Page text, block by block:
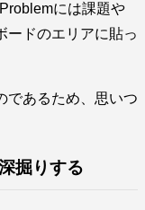
には課題や
ードのエリアに貼っ
であるため、思いつ
掘りする